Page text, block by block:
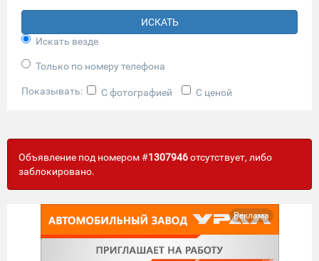
ИСКАТЬ
Искать везде
Только по номеру телефона
Показывать: С фотографией С ценой
Объявление под номером #1307946отсутствует, либо
заблокировано.
Реклама